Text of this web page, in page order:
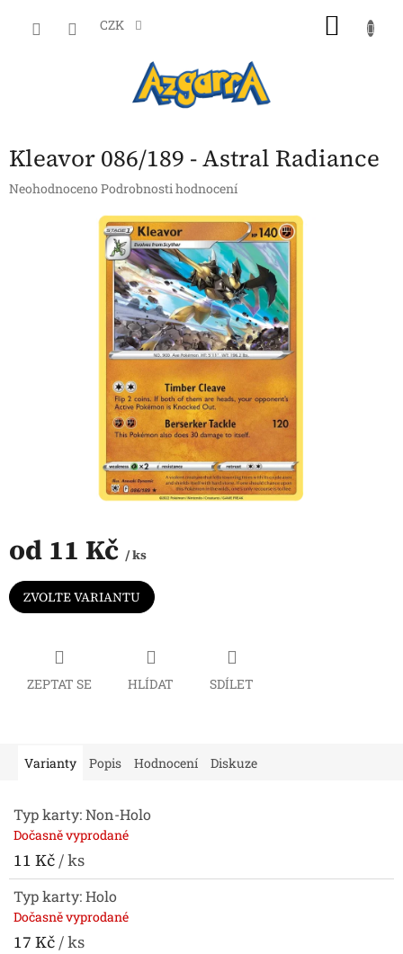
CZK
Kleavor 086/189 - Astral Radiance
Průměrné
Neohodnoceno Podrobnosti hodnocení
od 11 Kč / ks
Měrná
cena:ZVOLTE VARIANTU
ZEPTAT SE HLÍDAT SDÍLET
Varianty Popis Hodnocení Diskuze
Typ karty: Non-Holo
Dočasně vyprodané
11 Kč / ks
Typ karty: Holo
Dočasně vyprodané
17 Kč / ks